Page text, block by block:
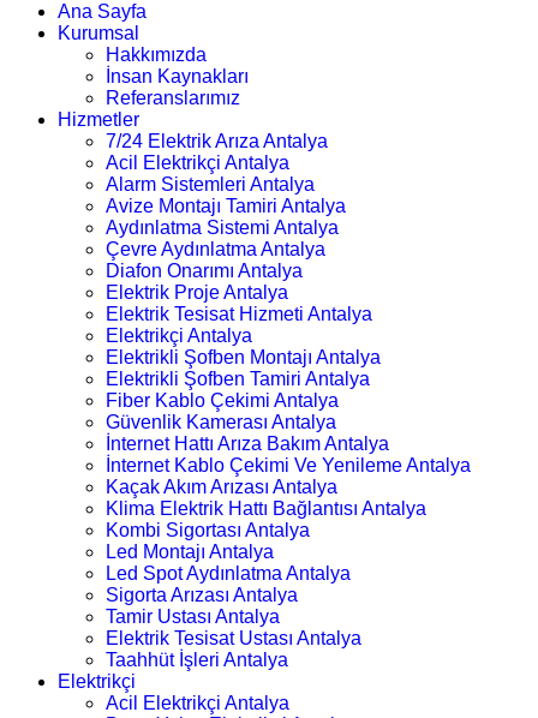
Ana Sayfa
Kurumsal
Hakkımızda
İnsan Kaynakları
Referanslarımız
Hizmetler
7/24 Elektrik Arıza Antalya
Acil Elektrikçi Antalya
Alarm Sistemleri Antalya
Avize Montajı Tamiri Antalya
Aydınlatma Sistemi Antalya
Çevre Aydınlatma Antalya
Diafon Onarımı Antalya
Elektrik Proje Antalya
Elektrik Tesisat Hizmeti Antalya
Elektrikçi Antalya
Elektrikli Şofben Montajı Antalya
Elektrikli Şofben Tamiri Antalya
Fiber Kablo Çekimi Antalya
Güvenlik Kamerası Antalya
İnternet Hattı Arıza Bakım Antalya
İnternet Kablo Çekimi Ve Yenileme Antalya
Kaçak Akım Arızası Antalya
Klima Elektrik Hattı Bağlantısı Antalya
Kombi Sigortası Antalya
Led Montajı Antalya
Led Spot Aydınlatma Antalya
Sigorta Arızası Antalya
Tamir Ustası Antalya
Elektrik Tesisat Ustası Antalya
Taahhüt İşleri Antalya
Elektrikçi
Acil Elektrikçi Antalya